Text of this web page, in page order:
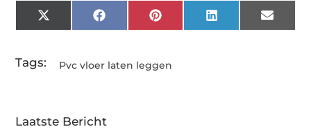
X
(Twitter)
FacebookPinterestLinkedInEmail
Tags: Pvc vloer laten leggen
Laatste Bericht